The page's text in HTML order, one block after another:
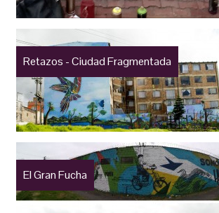
Retazos - Ciudad Fragmentada
El Gran Fucha